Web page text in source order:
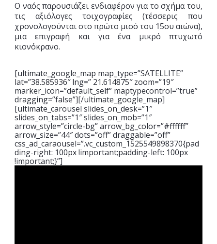
Ο ναός παρουσιάζει ενδιαφέρον για το σχήμα του,
τις αξιόλογες τοιχογραφίες (τέσσερις που
χρονολογούνται στο πρώτο μισό του 15ου αιώνα),
μια επιγραφή και για ένα μικρό πτυχωτό
κιονόκρανο.
[ultimate_google_map map_type=”SATELLITE”
lat=”38.585936″ lng=” 21.614875″ zoom=”19″
marker_icon=”default_self” maptypecontrol=”true”
dragging=”false”][/ultimate_google_map]
[ultimate_carousel slides_on_desk=”1″
slides_on_tabs=”1″ slides_on_mob=”1″
arrow_style=”circle-bg” arrow_bg_color=”#ffffff”
arrow_size=”44″ dots=”off” draggable=”off”
css_ad_caraousel=”.vc_custom_1525549898370{pad
ding-right: 100px !important;padding-left: 100px
!important;}”]